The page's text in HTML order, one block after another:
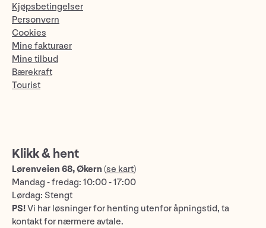
Kjøpsbetingelser
Personvern
Cookies
Mine fakturaer
Mine tilbud
Bærekraft
Tourist
Klikk & hent
Lørenveien 68, Økern (se kart)
Mandag - fredag: 10:00 - 17:00
Lørdag: Stengt
PS!Vi har løsninger for henting utenfor åpningstid, ta
kontakt for nærmere avtale.